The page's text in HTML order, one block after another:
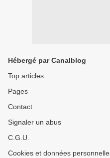
Hébergé par Canalblog
Top articles
Pages
Contact
Signaler un abus
C.G.U.
Cookies et données